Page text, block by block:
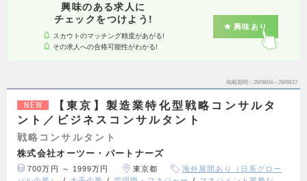
興味のある求人に
チェックをつけよう!
スカウトのマッチング精度があがる!
その求人への合格可能性がわかる!
興味あり
掲載期間 26/08/04～26/08/17
NEW
【東京】製造業特化型戦略コンサルタ
ント／ビジネスコンサルタント
戦略コンサルタント
株式会社オーツー・パートナーズ
700万円 ～ 1999万円 東京都
海外展開あり（日系グロー